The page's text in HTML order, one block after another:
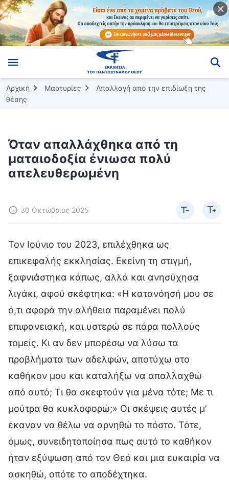
Αρχική Μαρτυρίες
Απαλλαγή από την επιδίωξη της
θέσης
Όταν απαλλάχθηκα από τη
ματαιοδοξία ένιωσα πολύ
απελευθερωμένη
30 Οκτώβριος 2025
Τον Ιούνιο του 2023, επιλέχθηκα ως
επικεφαλής εκκλησίας. Εκείνη τη στιγμή,
ξαφνιάστηκα κάπως, αλλά και ανησύχησα
λιγάκι, αφού σκέφτηκα: «Η κατανόησή μου σε
ό,τι αφορά την αλήθεια παραμένει πολύ
επιφανειακή, και υστερώ σε πάρα πολλούς
τομείς. Κι αν δεν μπορέσω να λύσω τα
προβλήματα των αδελφών, αποτύχω στο
καθήκον μου και καταλήξω να απαλλαχθώ
από αυτό; Τι θα σκεφτούν για μένα τότε; Με τι
μούτρα θα κυκλοφορώ;» Οι σκέψεις αυτές μ’
έκαναν να θέλω να αρνηθώ το πόστο. Τότε,
όμως, συνειδητοποίησα πως αυτό το καθήκον
ήταν εξύψωση από τον Θεό και μια ευκαιρία να
ασκηθώ, οπότε το αποδέχτηκα.